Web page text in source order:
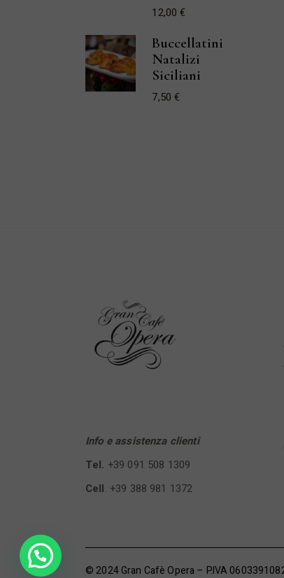
12,00€
Buccellatini
Natalizi
Siciliani
7,50€
Info e assistenza clienti
Tel. +39 091 508 1309
Cell. +39 388 981 1372
© 2024 Gran Cafè Opera – P.IVA